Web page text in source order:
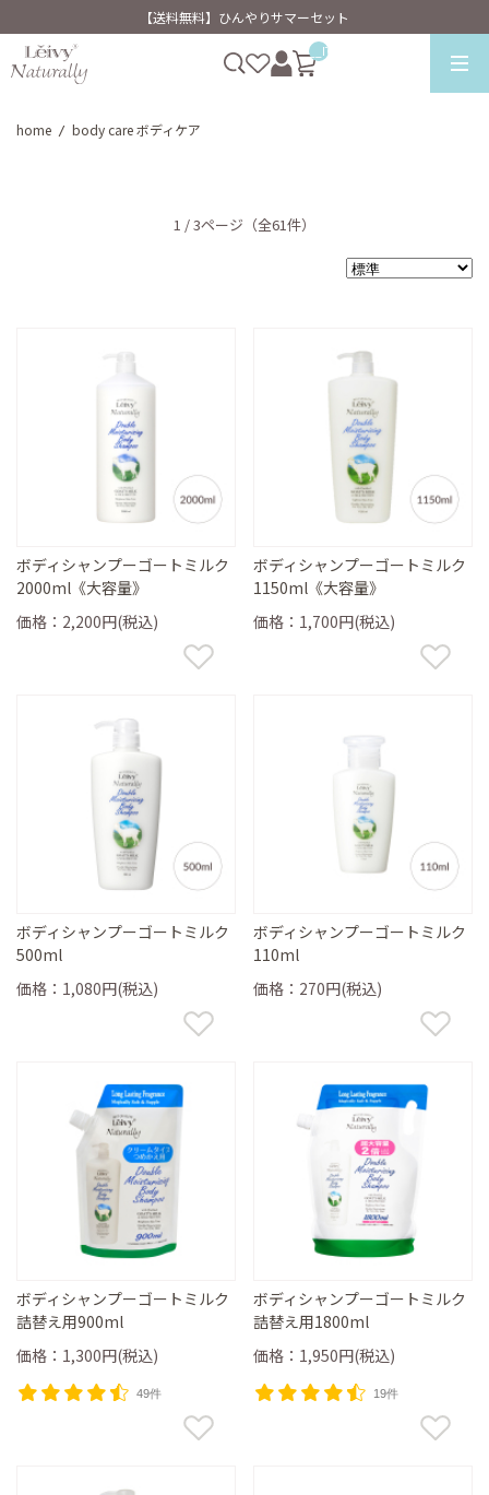
【送料無料】ひんやりサマーセット
__ITM_CNT__
home / body care ボディケア
1 / 3ページ （全61件）
ボディシャンプーゴートミルク
2000ml《大容量》
価格：2,200円(税込)
ボディシャンプーゴートミルク
1150ml《大容量》
価格：1,700円(税込)
ボディシャンプーゴートミルク
500ml
価格：1,080円(税込)
ボディシャンプーゴートミルク
110ml
価格：270円(税込)
ボディシャンプーゴートミルク
詰替え用900ml
価格：1,300円(税込)
49件
ボディシャンプーゴートミルク
詰替え用1800ml
価格：1,950円(税込)
19件